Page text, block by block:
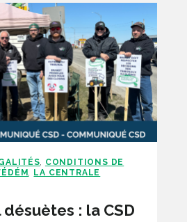
CONDITIONS DE
LA CENTRALE
: la CSD